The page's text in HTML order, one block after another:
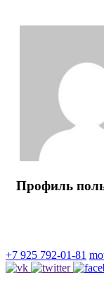
Профиль
+7 925 792-01-81